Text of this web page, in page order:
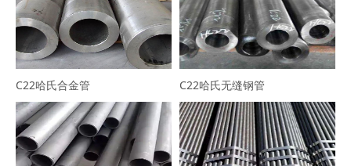
C22哈氏合金管 C22哈氏无缝钢管